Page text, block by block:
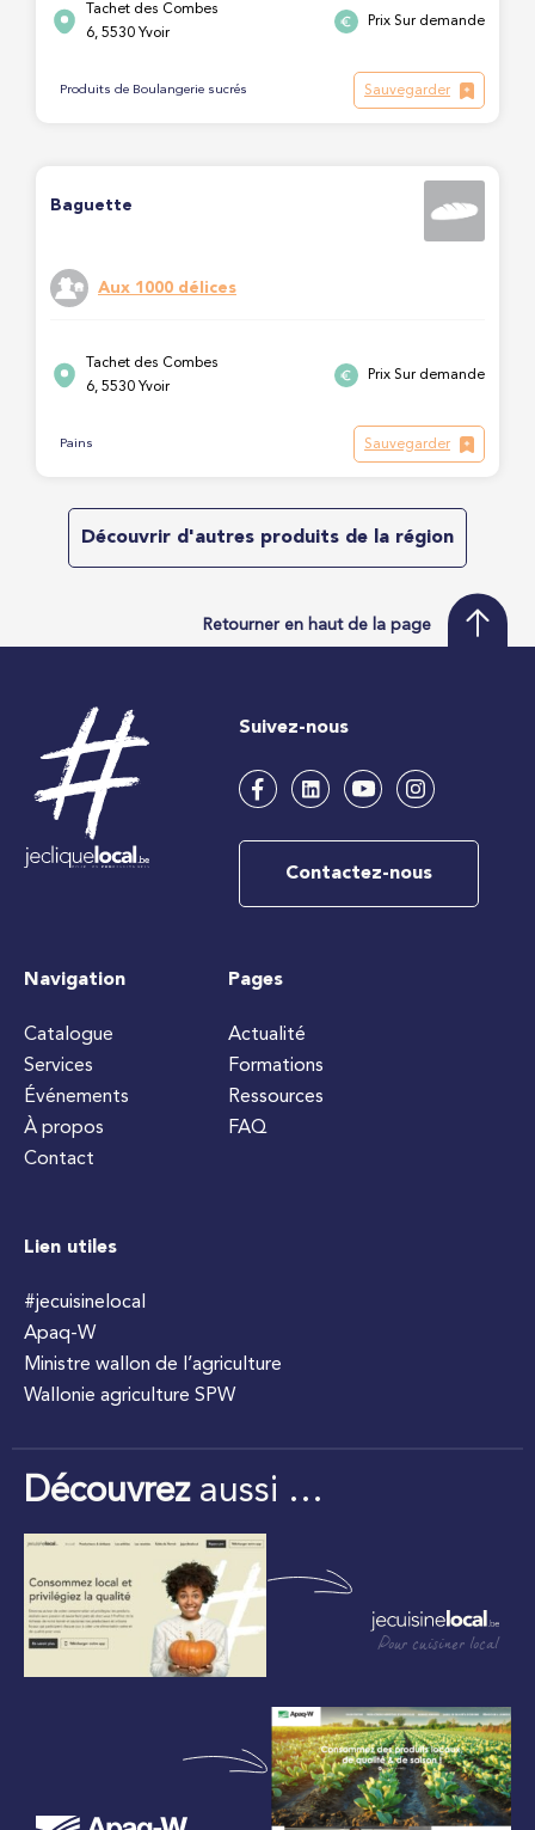
Tachet des Combes
6, 5530 Yvoir
Prix Sur demande
Produits de Boulangerie sucrés Sauvegarder
Baguette
Aux 1000 délices
Tachet des Combes
6, 5530 Yvoir
Prix Sur demande
Pains Sauvegarder
Découvrir d'autres produits de la région
Retourner en haut de la page
Suivez-nous
Contactez-nous
Navigation
Catalogue
Services
Événements
À propos
Contact
Pages
Actualité
Formations
Ressources
FAQ
Lien utiles
#jecuisinelocal
Apaq-W
Ministre wallon de l’agriculture
Wallonie agriculture SPW
Découvrezaussi …
Pour cuisiner local